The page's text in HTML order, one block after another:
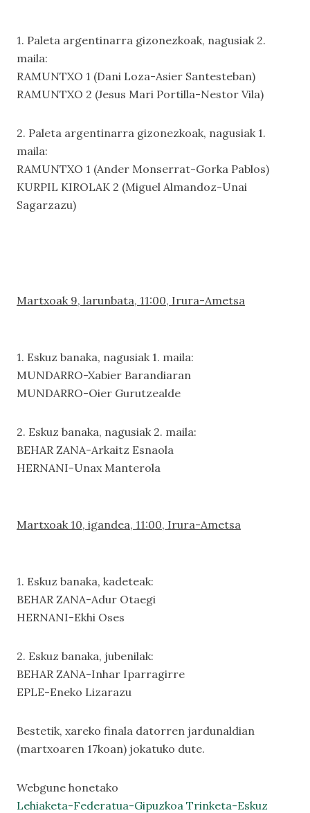
1. Paleta argentinarra gizonezkoak, nagusiak 2.
maila:
RAMUNTXO 1 (Dani Loza-Asier Santesteban)
RAMUNTXO 2 (Jesus Mari Portilla-Nestor Vila)
2. Paleta argentinarra gizonezkoak, nagusiak 1.
maila:
RAMUNTXO 1 (Ander Monserrat-Gorka Pablos)
KURPIL KIROLAK 2 (Miguel Almandoz-Unai
Sagarzazu)
Martxoak 9, larunbata, 11:00, Irura-Ametsa
1. Eskuz banaka, nagusiak 1. maila:
MUNDARRO-Xabier Barandiaran
MUNDARRO-Oier Gurutzealde
2. Eskuz banaka, nagusiak 2. maila:
BEHAR ZANA-Arkaitz Esnaola
HERNANI-Unax Manterola
Martxoak 10, igandea, 11:00, Irura-Ametsa
1. Eskuz banaka, kadeteak:
BEHAR ZANA-Adur Otaegi
HERNANI-Ekhi Oses
2. Eskuz banaka, jubenilak:
BEHAR ZANA-Inhar Iparragirre
EPLE-Eneko Lizarazu
Bestetik, xareko finala datorren jardunaldian
(martxoaren 17koan) jokatuko dute.
Webgune honetako
Lehiaketa-Federatua-Gipuzkoa Trinketa-Eskuz